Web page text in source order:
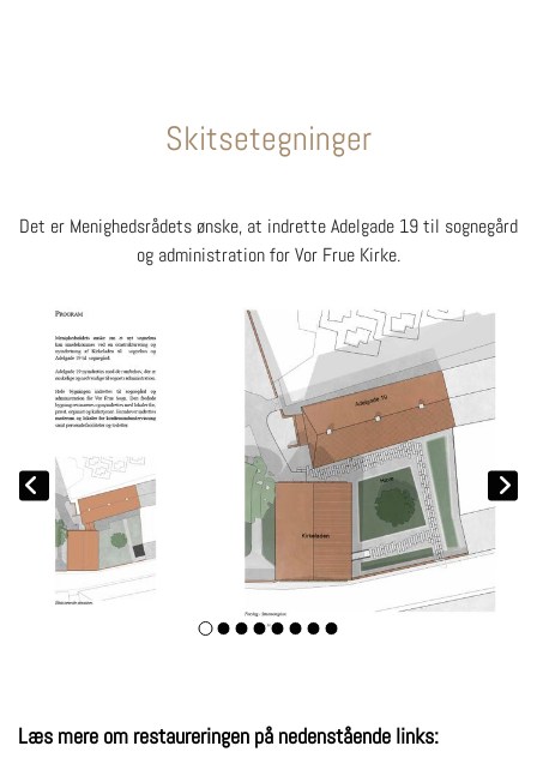
Skitsetegninger
Det er Menighedsrådets ønske, at indrette Adelgade 19 til sognegård
og administration for Vor Frue Kirke.
Læs mere om restaureringen på nedenstående links: